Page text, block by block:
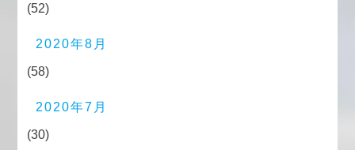
(52)
2020年8月
(58)
2020年7月
(30)